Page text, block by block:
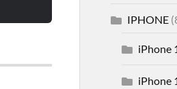
IPHONE
iPhone
iPhone